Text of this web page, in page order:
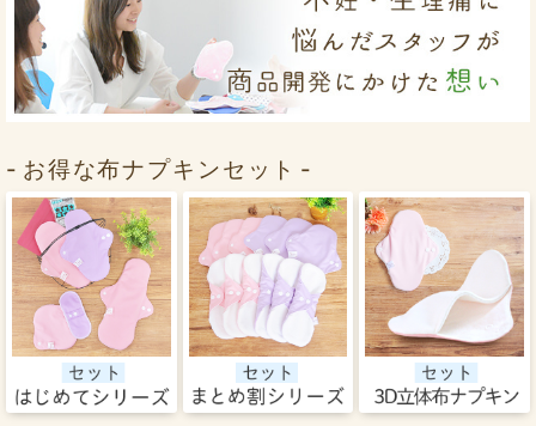
お得な布ナプキンセット